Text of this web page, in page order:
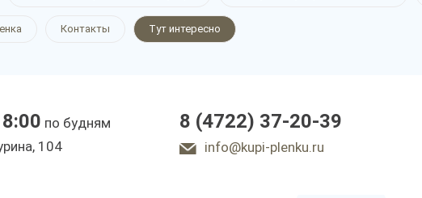
Контакты Тут интересно
по будням
104
8 (4722) 37-20-39
info@kupi-plenku.ru